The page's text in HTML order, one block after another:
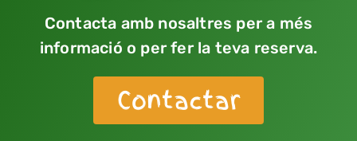
Contacta amb nosaltres per a més
informació o per fer la teva reserva.
Contactar